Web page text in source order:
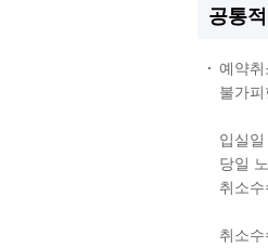
공통
예약
불가
입실
당일
취소
취소